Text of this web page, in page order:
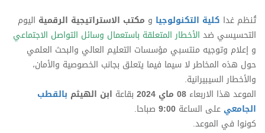
تُنظم غدا كلية التكنولوجيا و مكتب الاستراتيجية الرقمية اليوم
التحسيسي ضد الأخطار المتعلقة باستعمال وسائل التواصل الاجتماعي
و إعلام وتوجيه منتسبي مؤسسات التعليم العالي والبحث العلمي
حول هذه المخاطر لا سيما فيما يتعلق بجانب الخصوصية والأمان،
والأخطار السيبيرانية.
الموعد هذا الاربعاء 08 ماي 2024 بقاعة ابن الهيثم بالقطب
الجامعي على الساعة 9:00 صباحا.
كونوا في الموعد.